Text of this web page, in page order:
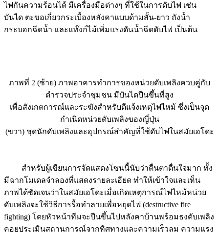
ไฟกันความร้อนได้ มีเครื่องมือต่างๆ ที่ใช้ในการดับไฟ เช่น
บันได ตะขอเกี่ยวกระเบื้องหลังคาแบบด้ามสั้น-ยาว ถังน้ำ
กระบอกฉีดน้ำ และแท๊งก์ไม้เพิ่มแรงดันน้ำฉีดดับไฟ เป็นต้น
ภาพที่ 2 (ซ้าย) ภาพอาคารทำการของหน่วยดับเพลิงควบคู่กับ
ตำรวจประจำชุมชน มีบันไดปีนขึ้นที่สูง
เพื่อสังเกตการณ์และระฆังสำหรับตีแจ้งเหตุไฟไหม้ ซึ่งเป็นจุด
กำเนิดหน่วยดับเพลิงของญี่ปุ่น
(ขวา) ชุดนักดับเพลิงและอุปกรณ์สำคัญที่ใช้ดับไฟในสมัยเอโดะ
สำหรับผู้เขียนการจัดแสดงโซนนี้นับว่าตื่นตาตื่นใจมาก ทั้ง
มีฉากโมเดลจำลองที่แสดงรายละเอียด ทำให้เข้าใจและเห็น
ภาพได้ชัดเจนว่าในสมัยเอโดะเมื่อเกิดเหตุการณ์ไฟไหม้หน่วย
ดับเพลิงจะใช้วิธีการรื้อทำลายเพื่อหยุดไฟ (destructive fire
fighting) โดยหัวหน้าทีมจะปีนขึ้นไปหลังคาบ้านพร้อมธงดับเพลิง
คอยประเมินสถานการณ์จากทิศทางและความเร็วลม ความแรง